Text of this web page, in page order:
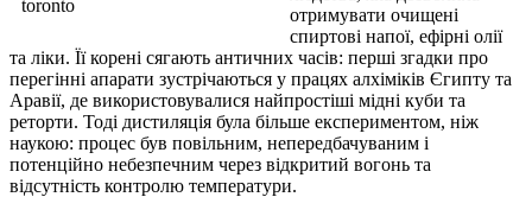
отримувати очищені
спиртові напої, ефірні олії
та ліки. Її корені сягають античних часів: перші згадки про
перегінні апарати зустрічаються у працях алхіміків Єгипту та
Аравії, де використовувалися найпростіші мідні куби та
реторти. Тоді дистиляція була більше експериментом, ніж
наукою: процес був повільним, непередбачуваним і
потенційно небезпечним через відкритий вогонь та
відсутність контролю температури.